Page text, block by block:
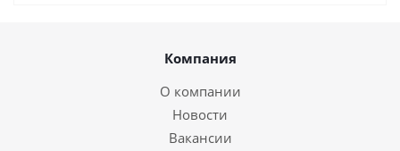
Компания
О компании
Новости
Вакансии